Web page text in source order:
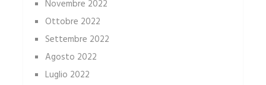
Novembre 2022
Ottobre 2022
Settembre 2022
Agosto 2022
Luglio 2022